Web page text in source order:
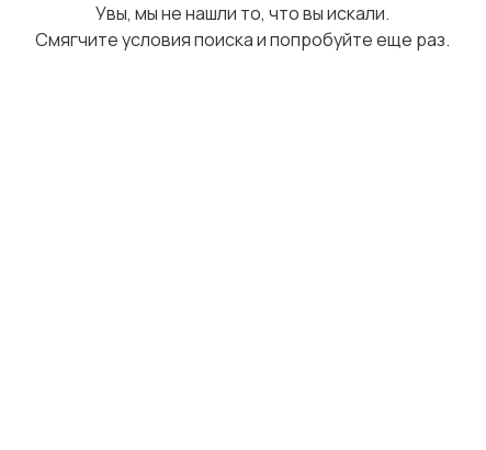
Увы, мы не нашли то, что вы искали.
Смягчите условия поиска и попробуйте еще раз.